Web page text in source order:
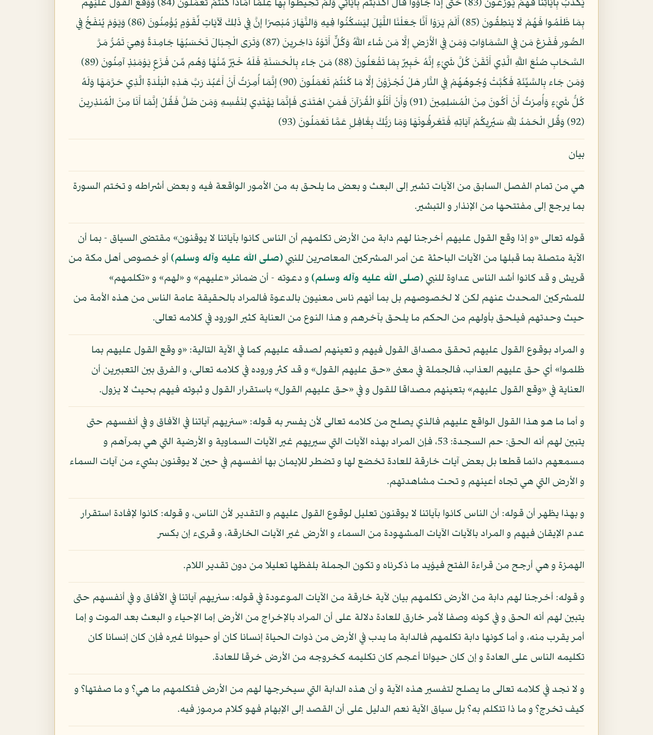
يُكَذِّبُ بِآيَاتِنَا فَهُمْ يُوزَعُونَ (83) حَتَّى إِذَا جَاؤُوا قَالَ أَكَذَّبْتُم بِآيَاتِي وَلَمْ تُحِيطُوا بِهَا عِلْمًا أَمَّاذَا كُنتُمْ تَعْمَلُونَ (84) وَوَقَعَ الْقَوْلُ عَلَيْهِم
بِمَا ظَلَمُوا فَهُمْ لَا يَنطِقُونَ (85) أَلَمْ يَرَوْا أَنَّا جَعَلْنَا اللَّيْلَ لِيَسْكُنُوا فِيهِ وَالنَّهَارَ مُبْصِرًا إِنَّ فِي ذَلِكَ لَآيَاتٍ لِّقَوْمٍ يُؤْمِنُونَ (86) وَيَوْمَ يُنفَخُ فِي
الصُّورِ فَفَزِعَ مَن فِي السَّمَاوَاتِ وَمَن فِي الْأَرْضِ إِلَّا مَن شَاء اللَّهُ وَكُلٌّ أَتَوْهُ دَاخِرِينَ (87) وَتَرَى الْجِبَالَ تَحْسَبُهَا جَامِدَةً وَهِيَ تَمُرُّ مَرَّ
السَّحَابِ صُنْعَ اللَّهِ الَّذِي أَتْقَنَ كُلَّ شَيْءٍ إِنَّهُ خَبِيرٌ بِمَا تَفْعَلُونَ (88) مَن جَاء بِالْحَسَنَةِ فَلَهُ خَيْرٌ مِّنْهَا وَهُم مِّن فَزَعٍ يَوْمَئِذٍ آمِنُونَ (89)
وَمَن جَاء بِالسَّيِّئَةِ فَكُبَّتْ وُجُوهُهُمْ فِي النَّارِ هَلْ تُجْزَوْنَ إِلَّا مَا كُنتُمْ تَعْمَلُونَ (90) إِنَّمَا أُمِرْتُ أَنْ أَعْبُدَ رَبَّ هَذِهِ الْبَلْدَةِ الَّذِي حَرَّمَهَا وَلَهُ
كُلُّ شَيْءٍ وَأُمِرْتُ أَنْ أَكُونَ مِنَ الْمُسْلِمِينَ (91) وَأَنْ أَتْلُوَ الْقُرْآنَ فَمَنِ اهْتَدَى فَإِنَّمَا يَهْتَدِي لِنَفْسِهِ وَمَن ضَلَّ فَقُلْ إِنَّمَا أَنَا مِنَ الْمُنذِرِينَ
(92) وَقُلِ الْحَمْدُ لِلَّهِ سَيُرِيكُمْ آيَاتِهِ فَتَعْرِفُونَهَا وَمَا رَبُّكَ بِغَافِلٍ عَمَّا تَعْمَلُونَ (93)
بيان
هي من تمام الفصل السابق من الآيات تشير إلى البعث و بعض ما يلحق به من الأمور الواقعة فيه و بعض أشراطه و تختم السورة
بما يرجع إلى مفتتحها من الإنذار و التبشير.
قوله تعالى «و إذا وقع القول عليهم أخرجنا لهم دابة من الأرض تكلمهم أن الناس كانوا بآياتنا لا يوقنون» مقتضى السياق - بما أن
الآية متصلة بما قبلها من الآيات الباحثة عن أمر المشركين المعاصرين للنبي (صلى الله عليه وآله وسلم) أو خصوص أهل مكة من
قريش و قد كانوا أشد الناس عداوة للنبي (صلى الله عليه وآله وسلم) و دعوته - أن ضمائر «عليهم» و «لهم» و «تكلمهم»
للمشركين المحدث عنهم لكن لا لخصوصهم بل بما أنهم ناس معنيون بالدعوة فالمراد بالحقيقة عامة الناس من هذه الأمة من
حيث وحدتهم فيلحق بأولهم من الحكم ما يلحق بآخرهم و هذا النوع من العناية كثير الورود في كلامه تعالى.
و المراد بوقوع القول عليهم تحقق مصداق القول فيهم و تعينهم لصدقه عليهم كما في الآية التالية: «و وقع القول عليهم بما
ظلموا» أي حق عليهم العذاب، فالجملة في معنى «حق عليهم القول» و قد كثر وروده في كلامه تعالى، و الفرق بين التعبيرين أن
العناية في «وقع القول عليهم» بتعينهم مصداقا للقول و في «حق عليهم القول» باستقرار القول و ثبوته فيهم بحيث لا يزول.
و أما ما هو هذا القول الواقع عليهم فالذي يصلح من كلامه تعالى لأن يفسر به قوله: «سنريهم آياتنا في الآفاق و في أنفسهم حتى
يتبين لهم أنه الحق: حم السجدة: 53، فإن المراد بهذه الآيات التي سيريهم غير الآيات السماوية و الأرضية التي هي بمرآهم و
مسمعهم دائما قطعا بل بعض آيات خارقة للعادة تخضع لها و تضطر للإيمان بها أنفسهم في حين لا يوقنون بشيء من آيات السماء
و الأرض التي هي تجاه أعينهم و تحت مشاهدتهم.
و بهذا يظهر أن قوله: أن الناس كانوا بآياتنا لا يوقنون تعليل لوقوع القول عليهم و التقدير لأن الناس، و قوله: كانوا لإفادة استقرار
عدم الإيقان فيهم و المراد بالآيات الآيات المشهودة من السماء و الأرض غير الآيات الخارقة، و قرىء إن بكسر
الهمزة و هي أرجح من قراءة الفتح فيؤيد ما ذكرناه و تكون الجملة بلفظها تعليلا من دون تقدير اللام.
و قوله: أخرجنا لهم دابة من الأرض تكلمهم بيان لآية خارقة من الآيات الموعودة في قوله: سنريهم آياتنا في الآفاق و في أنفسهم حتى
يتبين لهم أنه الحق و في كونه وصفا لأمر خارق للعادة دلالة على أن المراد بالإخراج من الأرض إما الإحياء و البعث بعد الموت و إما
أمر يقرب منه، و أما كونها دابة تكلمهم فالدابة ما يدب في الأرض من ذوات الحياة إنسانا كان أو حيوانا غيره فإن كان إنسانا كان
تكليمه الناس على العادة و إن كان حيوانا أعجم كان تكليمه كخروجه من الأرض خرقا للعادة.
و لا نجد في كلامه تعالى ما يصلح لتفسير هذه الآية و أن هذه الدابة التي سيخرجها لهم من الأرض فتكلمهم ما هي؟ و ما صفتها؟ و
كيف تخرج؟ و ما ذا تتكلم به؟ بل سياق الآية نعم الدليل على أن القصد إلى الإبهام فهو كلام مرموز فيه.